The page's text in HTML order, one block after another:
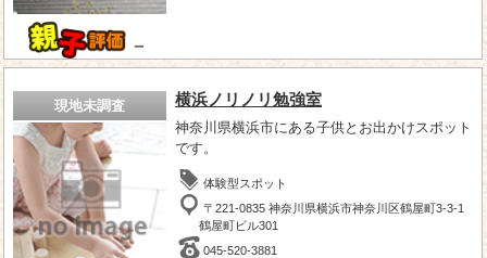
－
現地未調査 横浜ノリノリ勉強室
神奈川県横浜市にある子供とお出かけスポット
です。
体験型スポット
〒221-0835 神奈川県横浜市神奈川区鶴屋町3-3-1
鶴屋町ビル301
045-520-3881